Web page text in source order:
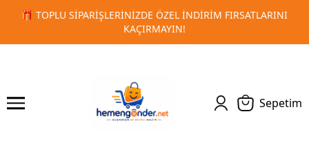
🚀 KURUMSAL PROMOSYON VE MATBAA
TESLIMAT!
1 2
Sepetim